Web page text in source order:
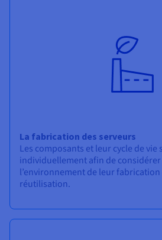
La fabrication des serveurs
Les composants et leur cycle de
individuellement afin de considérer
l’environnement de leur
réutilisation.